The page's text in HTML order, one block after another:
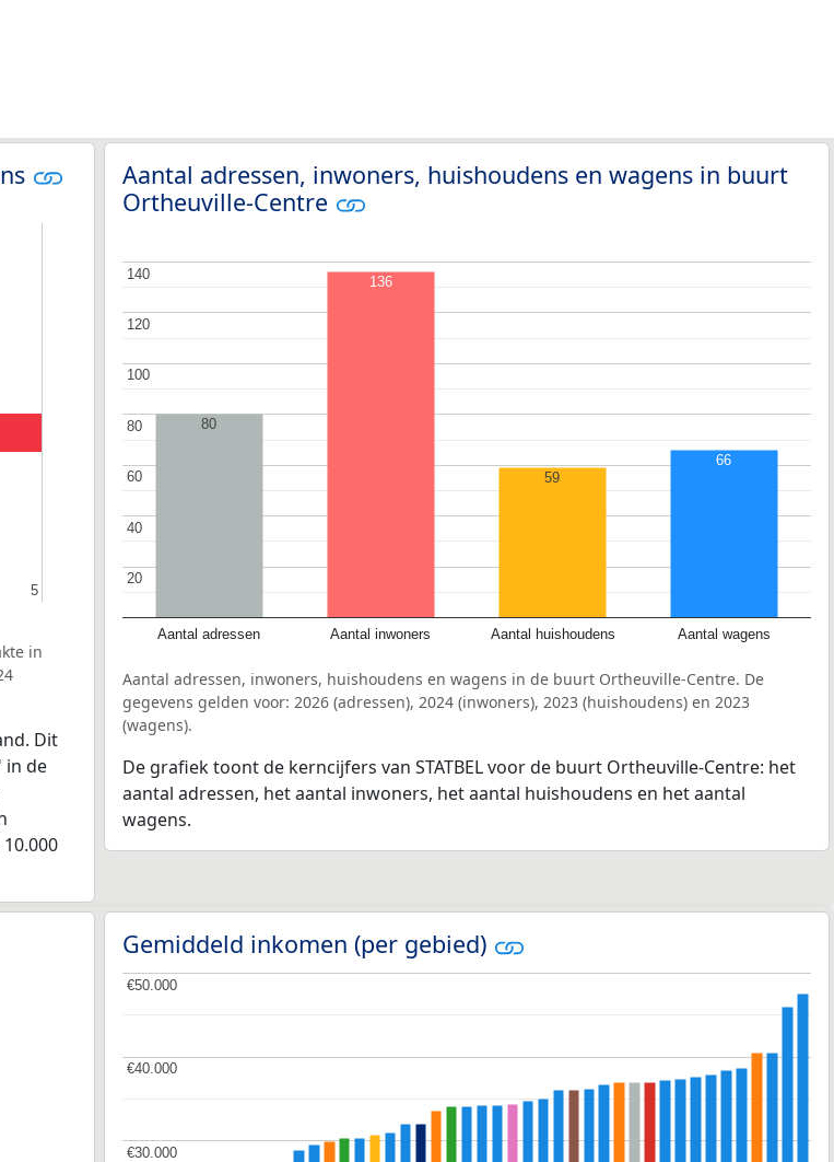
5
5
in
Dit
in de
Aantal adressen, inwoners, huishoudens en wagens in buurt
Ortheuville-Centre
Aantal adressen Aantal inwoners Aantal huishoudens Aantal wagens
20
20
40
40
60
60
80
80
100
100
120
120
140
140
80
136
59
66
Aantal adressen, inwoners, huishoudens en wagens in de buurt Ortheuville-Centre. De
gegevens gelden voor: 2026 (adressen), 2024 (inwoners), 2023 (huishoudens) en 2023
(wagens).
De grafiek toont de kerncijfers van STATBEL voor de buurt Ortheuville-Centre: het
aantal adressen, het aantal inwoners, het aantal huishoudens en het aantal
wagens.
Gemiddeld inkomen (per gebied)
€30.000
€30.000
€40.000
€40.000
€50.000
€50.000